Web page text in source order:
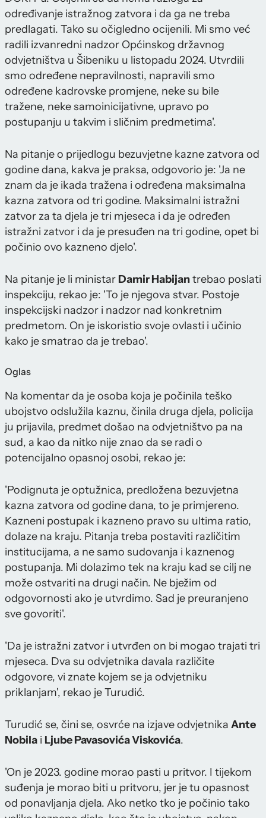
određivanje istražnog zatvora i da ga ne treba
predlagati. Tako su očigledno ocijenili. Mi smo već
radili izvanredni nadzor Općinskog državnog
odvjetništva u Šibeniku u listopadu 2024. Utvrdili
smo određene nepravilnosti, napravili smo
određene kadrovske promjene, neke su bile
tražene, neke samoinicijativne, upravo po
postupanju u takvim i sličnim predmetima'.
Na pitanje o prijedlogu bezuvjetne kazne zatvora od
godine dana, kakva je praksa, odgovorio je: 'Ja ne
znam da je ikada tražena i određena maksimalna
kazna zatvora od tri godine. Maksimalni istražni
zatvor za ta djela je tri mjeseca i da je određen
istražni zatvor i da je presuđen na tri godine, opet bi
počinio ovo kazneno djelo'.
Na pitanje je li ministar Damir Habijantrebao poslati
inspekciju, rekao je: 'To je njegova stvar. Postoje
inspekcijski nadzor i nadzor nad konkretnim
predmetom. On je iskoristio svoje ovlasti i učinio
kako je smatrao da je trebao'.
Oglas
Na komentar da je osoba koja je počinila teško
ubojstvo odslužila kaznu, činila druga djela, policija
ju prijavila, predmet došao na odvjetništvo pa na
sud, a kao da nitko nije znao da se radi o
potencijalno opasnoj osobi, rekao je:
'Podignuta je optužnica, predložena bezuvjetna
kazna zatvora od godine dana, to je primjereno.
Kazneni postupak i kazneno pravo su ultima ratio,
dolaze na kraju. Pitanja treba postaviti različitim
institucijama, a ne samo sudovanja i kaznenog
postupanja. Mi dolazimo tek na kraju kad se cilj ne
može ostvariti na drugi način. Ne bježim od
odgovornosti ako je utvrdimo. Sad je preuranjeno
sve govoriti'.
'Da je istražni zatvor i utvrđen on bi mogao trajati tri
mjeseca. Dva su odvjetnika davala različite
odgovore, vi znate kojem se ja odvjetniku
priklanjam', rekao je Turudić.
Turudić se, čini se, osvrće na izjave odvjetnika Ante
Nobila i Ljube Pavasovića Viskovića.
'On je 2023. godine morao pasti u pritvor. I tijekom
suđenja je morao biti u pritvoru, jer je tu opasnost
od ponavljanja djela. Ako netko tko je počinio tako